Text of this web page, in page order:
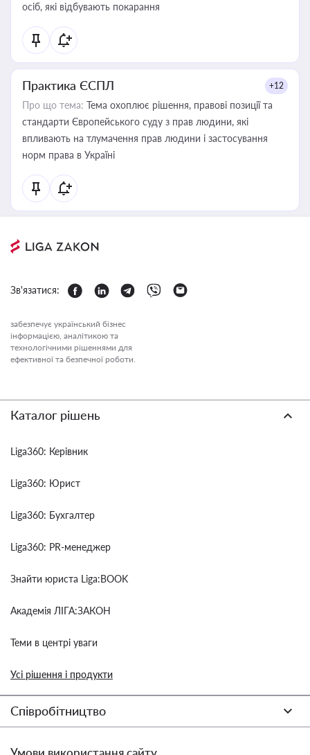
осіб, які відбувають покарання
Практика ЄСПЛ +12
Про що тема: Тема охоплює рішення, правові позиції та
стандарти Європейського суду з прав людини, які
впливають на тлумачення прав людини і застосування
норм права в Україні
Зв'язатися:
забезпечує український бізнес
інформацією, аналітикою та
технологічними рішеннями для
ефективної та безпечної роботи.
Каталог рішень
Liga360: Керівник
Liga360: Юрист
Liga360: Бухгалтер
Liga360: PR-менеджер
Знайти юриста Liga:BOOK
Академія ЛІГА:ЗАКОН
Теми в центрі уваги
Усі рішення і продукти
Співробітництво